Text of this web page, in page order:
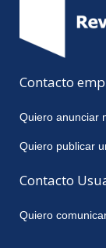
Contacto
Quiero anunciar
Quiero publicar
Contacto
Quiero